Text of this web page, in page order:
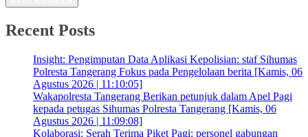
Recent Posts
Insight: Pengimputan Data Aplikasi Kepolisian: staf Sihumas
Polresta Tangerang Fokus pada Pengelolaan berita [Kamis, 06
Agustus 2026 | 11:10:05]
Wakapolresta Tangerang Berikan petunjuk dalam Apel Pagi
kepada petugas Sihumas Polresta Tangerang [Kamis, 06
Agustus 2026 | 11:09:08]
Kolaborasi: Serah Terima Piket Pagi: personel gabungan